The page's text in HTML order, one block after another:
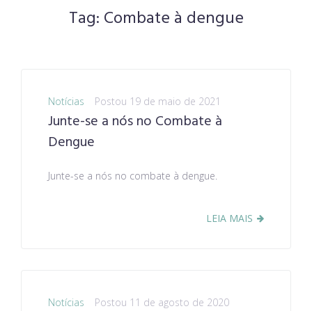
Tag: Combate à dengue
Notícias Postou 19 de maio de 2021
Junte-se a nós no Combate à
Dengue
Junte-se a nós no combate à dengue.
LEIA MAIS
Notícias Postou 11 de agosto de 2020